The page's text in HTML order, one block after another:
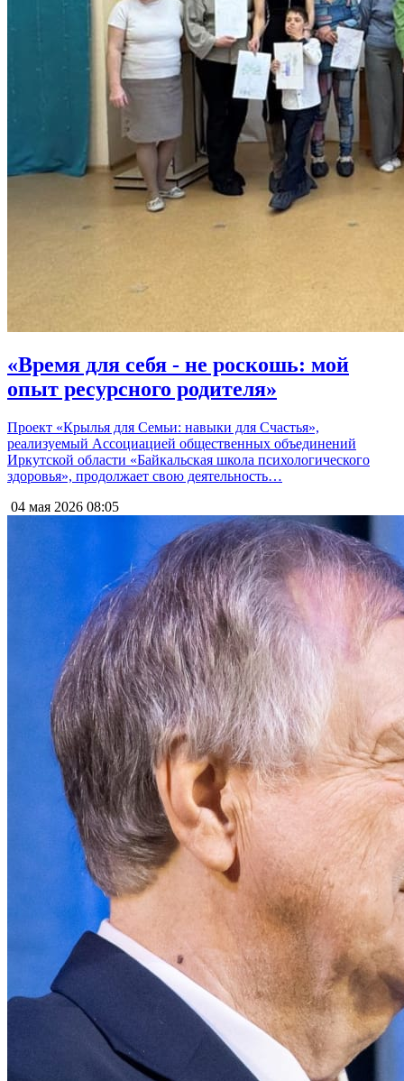
«Время для себя - не роскошь: мой
опыт ресурсного родителя»
Проект «Крылья для Семьи: навыки для Счастья»,
реализуемый Ассоциацией общественных объединений
Иркутской области «Байкальская школа психологического
здоровья», продолжает свою деятельность…
04 мая 2026 08:05